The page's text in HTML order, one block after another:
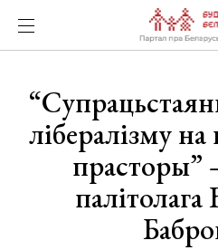
лібералізму
палітолага